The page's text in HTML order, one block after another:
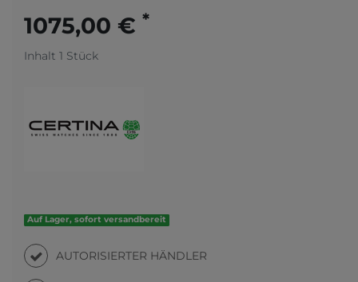
1075,00 € *
Inhalt 1 Stück
Auf Lager, sofort versandbereit
AUTORISIERTER HÄNDLER